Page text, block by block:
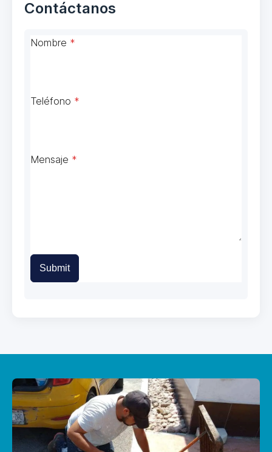
Contáctanos
Nombre *
Teléfono *
Mensaje *
Submit